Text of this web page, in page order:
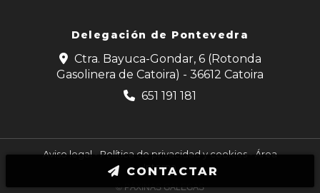
CONTACTAR
Delegación de Pontevedra
Ctra. Bayuca-Gondar, 6 (Rotonda
Gasolinera de Catoira) - 36612 Catoira
651 191 181
Aviso legal-Política de privacidad y cookies-Área
Interna
© PÁXINAS GALEGAS